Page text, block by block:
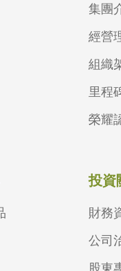
集團
經營
組織
里程
榮耀
投資
財務
公司
股東